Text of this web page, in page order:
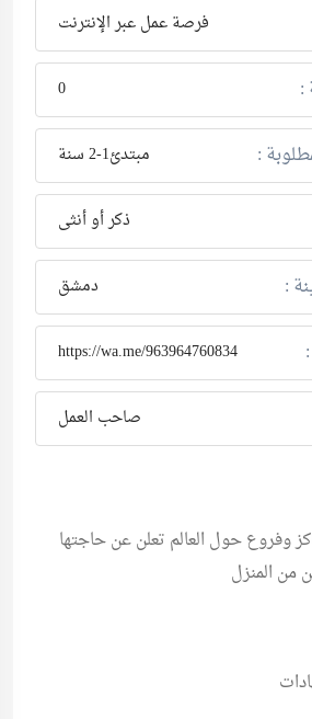
فرصة عمل عبر الإنترنت
:
0
: مبتدئ1-2 سنة
ذكر أو أنثى
: دمشق
https://wa.me/963964760834
صاحب العمل
وفروع حول العالم تعلن عن حاجتها
من المنزل